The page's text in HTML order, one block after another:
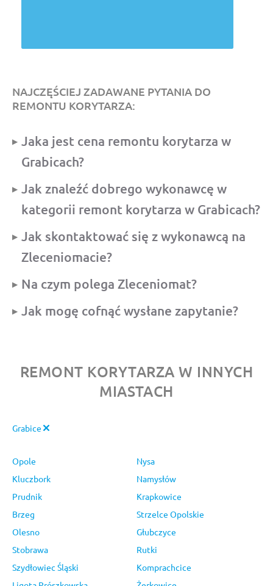
NAJCZĘŚCIEJ ZADAWANE PYTANIA DO
REMONTU KORYTARZA:
Jaka jest cena remontu korytarza w
Grabicach?
Jak znaleźć dobrego wykonawcę w
kategorii remont korytarza w Grabicach?
Jak skontaktować się z wykonawcą na
Zleceniomacie?
Na czym polega Zleceniomat?
Jak mogę cofnąć wysłane zapytanie?
REMONT KORYTARZA W INNYCH
MIASTACH
Grabice
Opole
Nysa
Kluczbork
Namysłów
Prudnik
Krapkowice
Brzeg
Strzelce Opolskie
Olesno
Głubczyce
Stobrawa
Rutki
Szydłowiec Śląski
Komprachcice